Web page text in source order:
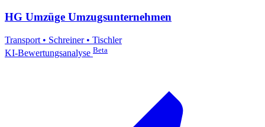
HG Umzüge Umzugsunternehmen
Transport • Schreiner • Tischler
KI-Bewertungsanalyse Beta